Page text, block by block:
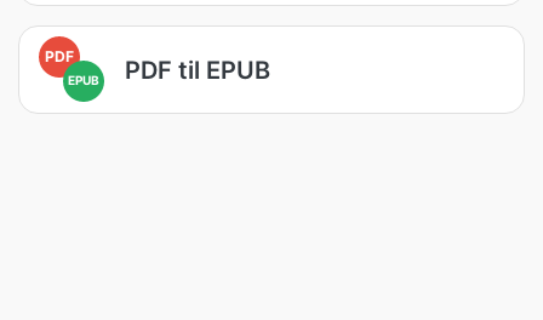
PDF
EPUB PDF til EPUB